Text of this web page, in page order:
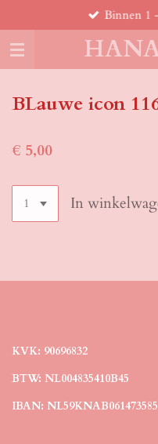
direct
naar
de
Binnen 1
BLauwe icon
€ 5,00
In
KVK: 90696832
BTW: NL004835410B45
IBAN: